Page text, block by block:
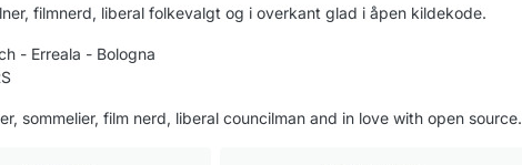
filmnerd, liberal folkevalgt og i overkant glad i åpen kildekode.
- Erreala - Bologna
sommelier, film nerd, liberal councilman and in love with open source.